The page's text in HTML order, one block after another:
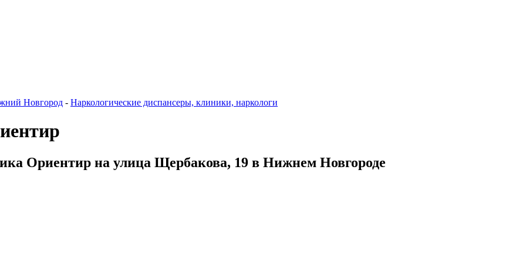
Новгород - Наркологические диспансеры, клиники, наркологи
Ориентир на улица Щербакова, 19 в Нижнем Новгороде